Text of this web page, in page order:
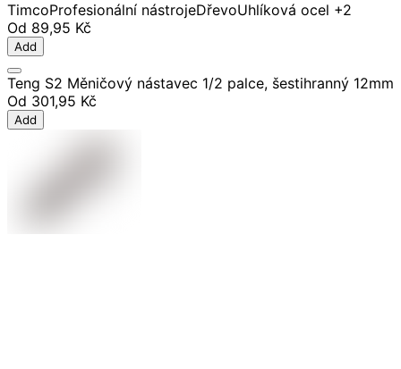
TimcoProfesionální nástrojeDřevoUhlíková ocel +2
Od 89,95 Kč
Add
Teng S2 Měničový nástavec 1/2 palce, šestihranný 12mm
Od 301,95 Kč
Add